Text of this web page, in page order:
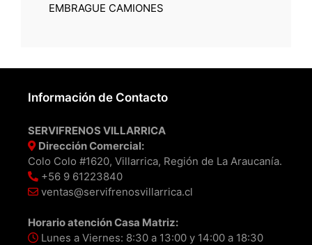
EMBRAGUE CAMIONES
Información de Contacto
SERVIFRENOS VILLARRICA
Dirección Comercial:
Colo Colo #1620, Villarrica, Región de La Araucanía.
+56 9 61223840
ventas@servifrenosvillarrica.cl
Horario atención Casa Matriz:
Lunes a Viernes: 8:30 a 13:00 y 14:00 a 18:30